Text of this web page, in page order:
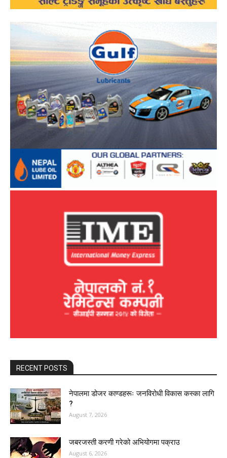
RECENT POSTS
नेपालमा डोजर काण्डहरूः जनविरोधी विकास कस्का लागि
?
August 7, 2026
जबरजस्ती करणी गरेको अभियोगमा पक्राउ
August 6, 2026